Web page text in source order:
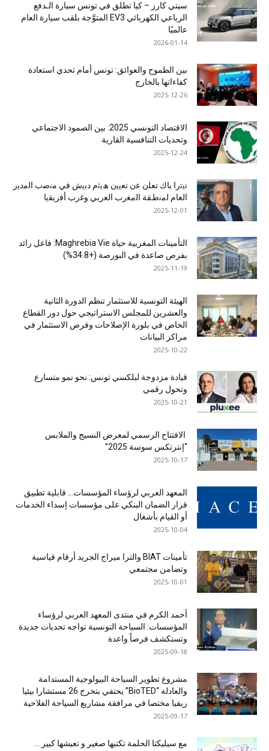
سيتي كارز – كيا تطلق في تونس سيارة الـدفع
الرباعي الكهربائي EV3 المتوَّجة بلقب سيارة العام
عالميًا
2026-01-14
بين الطموح والعوائق: تونس أمام تحدي استعادة
كفاءاتها بالخارج
2025-12-26
الاقتصاد التونسي 2025: بين الصمود الاجتماعي
وتحديات التنافسية القارية
2025-12-24
ﺗﯾﺗرا ﺑﺎك ﺗﻌﻠن ﻋن ﺗﻌﯾﯾن ھﯾﺛم دﺑﯾش ﻓﻲ ﻣﻧﺻب اﻟﻣدﯾر
اﻟﻌﺎم ﻟﻣﻧطﻘﺔ اﻟﻣﻐرب اﻟﻌرﺑﻲ وﻏرب أﻓرﯾﻘﯾﺎ
2025-12-01
التأمينات المغربية حياة Maghrebia Vie: فاعل رائد
بفرص صاعدة في البورصة (+34.8%)
2025-11-19
الهيئة التونسية للاستثمار تنظم الدورة الثانية
والعشرين للمجلس الاستراتيجي حول دور القطاع
الخاص في بلورة الإصلاحات وفرص الاستثمار في
مراكز البيانات
2025-10-22
قيادة مزدوجة لبلكسي تونس: نحو نمو متسارع
وتحول رقمي
2025-10-21
الافتتاح الرسمي لمعرض النسيج والملابس
“إنترتكس سوسة 2025”
2025-10-17
المعهد العربي لرؤساء المؤسسات… قابلية تطبيق
قرار الضمان البنكي على مؤسسات إسداء الخدمات
أو القيام بأشغال
2025-10-04
تأمينات BIAT والترا ميراج الجريد أرقام قياسية
وتضامن مجتمعي
2025-10-01
أحمد الكرم في منتدى المعهد العربي لرؤساء
المؤسسات: السياحة التونسية تواجه تحديات جديدة
وتستكشف فرصاً واعدة
2025-09-18
مشروع تطوير السياحة البيولوجية المستدامة
والعادلة “BioTED” يحتفي بتخرج 26 مستشارا بيئيا
ريفيا مختصا في مرافقة مشاريع السياحة الفلاحية
2025-09-17
مع سيليكتا الحلمة تكتبها صغير و تعيشها كبير …